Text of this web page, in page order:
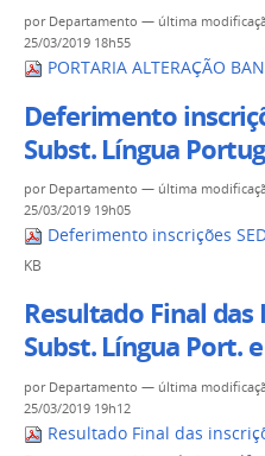
por Departamento — última
25/03/2019 18h55
PORTARIA ALTERAÇÃO
Deferimento
Subst. Língua
por Departamento — última
25/03/2019 19h05
Deferimento inscrições
KB
Resultado Final
Subst. Língua Port.
por Departamento — última
25/03/2019 19h12
Resultado Final das